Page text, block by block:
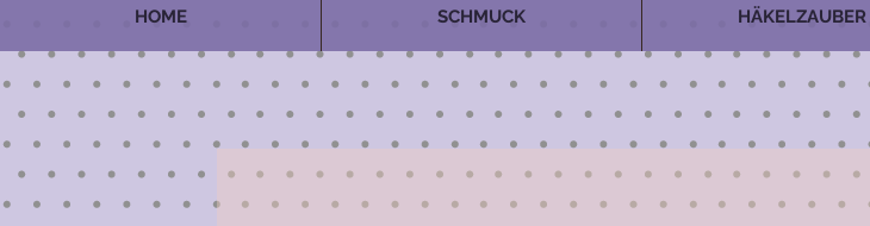
HOME SCHMUCK HÄKELZAUBER